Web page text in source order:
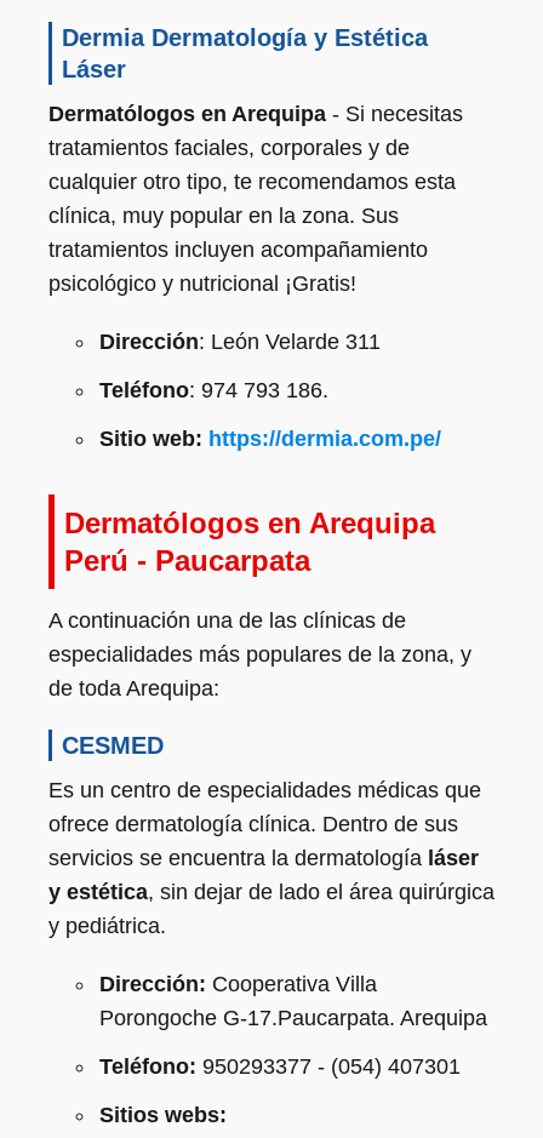
Dermia Dermatología y Estética
Láser
Dermatólogos en Arequipa - Si necesitas
tratamientos faciales, corporales y de
cualquier otro tipo, te recomendamos esta
clínica, muy popular en la zona. Sus
tratamientos incluyen acompañamiento
psicológico y nutricional ¡Gratis!
Dirección: León Velarde 311
Teléfono: 974 793 186.
Sitio web: https://dermia.com.pe/
Dermatólogos en Arequipa
Perú - Paucarpata
A continuación una de las clínicas de
especialidades más populares de la zona, y
de toda Arequipa:
CESMED
Es un centro de especialidades médicas que
ofrece dermatología clínica. Dentro de sus
servicios se encuentra la dermatología láser
y estética, sin dejar de lado el área quirúrgica
y pediátrica.
Dirección: Cooperativa Villa
Porongoche G-17.Paucarpata. Arequipa
Teléfono: 950293377 - (054) 407301
Sitios webs: